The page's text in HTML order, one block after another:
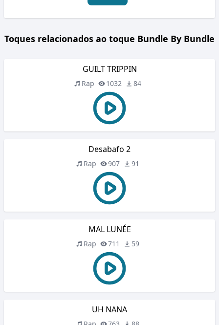
Toques relacionados ao toque Bundle By Bundle
GUILT TRIPPIN
Rap 1032 84
Desabafo 2
Rap 907 91
MAL LUNÉE
Rap 711 59
UH NANA